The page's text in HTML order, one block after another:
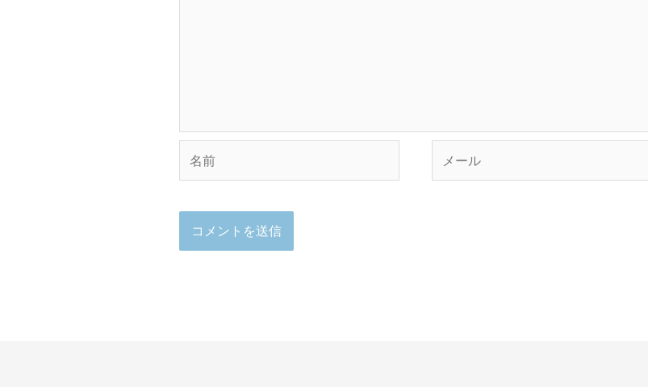
前
ー